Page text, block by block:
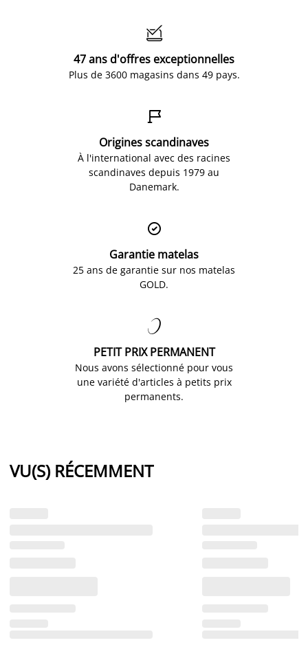

47 ans d'offres exceptionnelles
Plus de 3600 magasins dans 49 pays.

Origines scandinaves
À l'international avec des racines
scandinaves depuis 1979 au
Danemark.

Garantie matelas
25 ans de garantie sur nos matelas
GOLD.

PETIT PRIX PERMANENT
Nous avons sélectionné pour vous
une variété d'articles à petits prix
permanents.
VU(S) RÉCEMMENT